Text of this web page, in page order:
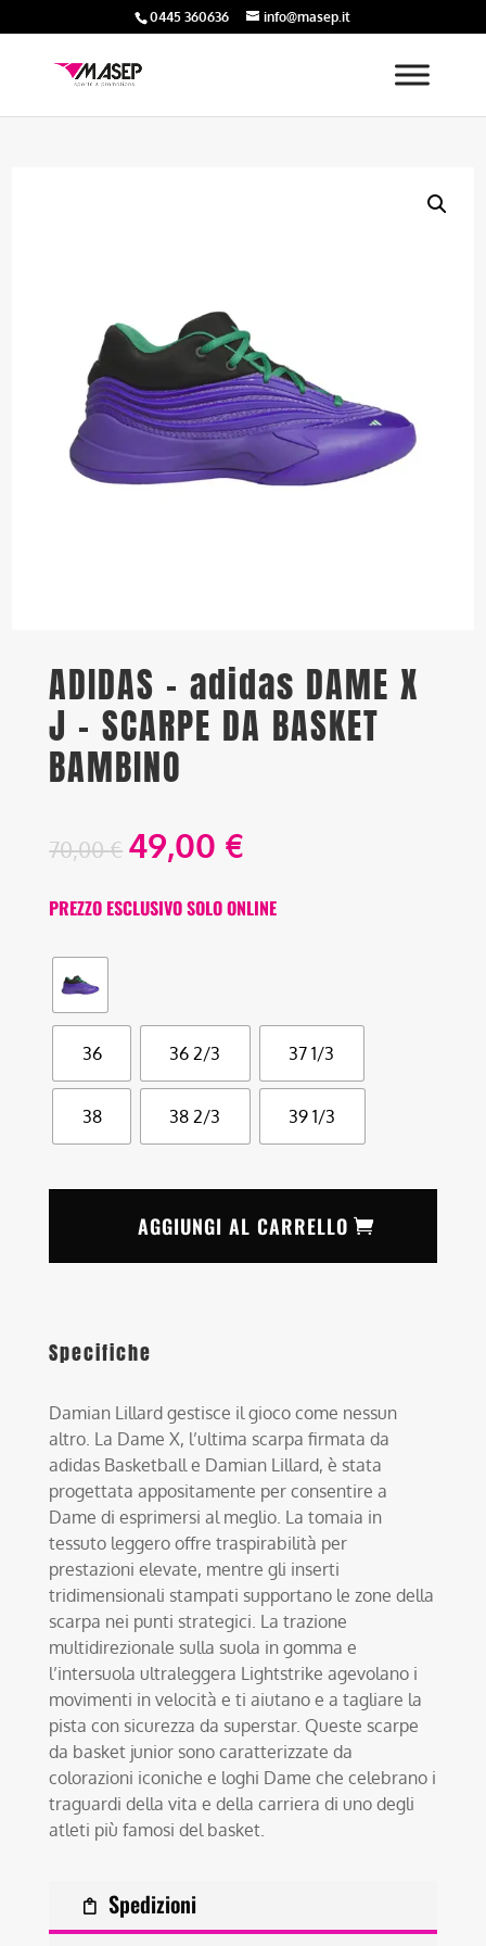
0445 360636 info@masep.it
ADIDAS – adidas DAME X
J – SCARPE DA BASKET
BAMBINO
70,00€ 49,00 €
PREZZO ESCLUSIVO SOLO ONLINE
36 36 2/3 37 1/3
38 38 2/3 39 1/3
AGGIUNGI AL CARRELLO
Specifiche
Damian Lillard gestisce il gioco come nessun
altro. La Dame X, l’ultima scarpa firmata da
adidas Basketball e Damian Lillard, è stata
progettata appositamente per consentire a
Dame di esprimersi al meglio. La tomaia in
tessuto leggero offre traspirabilità per
prestazioni elevate, mentre gli inserti
tridimensionali stampati supportano le zone della
scarpa nei punti strategici. La trazione
multidirezionale sulla suola in gomma e
l’intersuola ultraleggera Lightstrike agevolano i
movimenti in velocità e ti aiutano e a tagliare la
pista con sicurezza da superstar. Queste scarpe
da basket junior sono caratterizzate da
colorazioni iconiche e loghi Dame che celebrano i
traguardi della vita e della carriera di uno degli
atleti più famosi del basket.
Spedizioni